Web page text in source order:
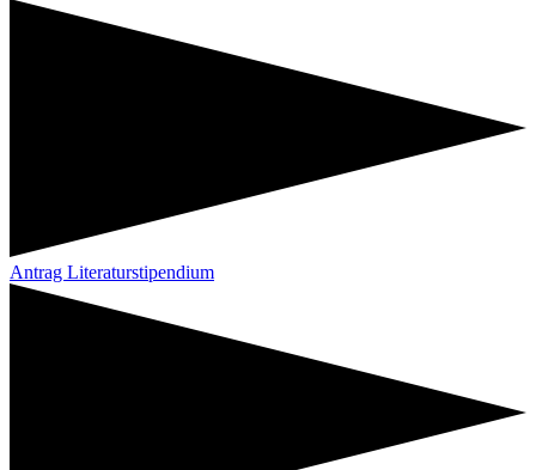
Antrag Literaturstipendium